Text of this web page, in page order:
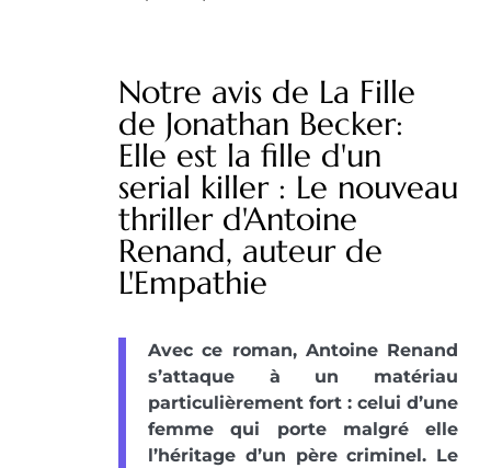
Notre avis de La Fille
de Jonathan Becker:
Elle est la fille d'un
serial killer : Le nouveau
thriller d'Antoine
Renand, auteur de
L'Empathie
Avec ce roman, Antoine Renand
s’attaque à un matériau
particulièrement fort : celui d’une
femme qui porte malgré elle
l’héritage d’un père criminel. Le